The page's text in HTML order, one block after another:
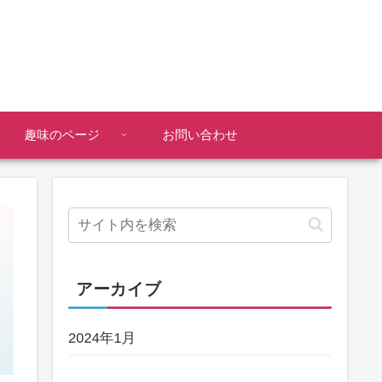
趣味のページ お問い合わせ
アーカイブ
2024年1月